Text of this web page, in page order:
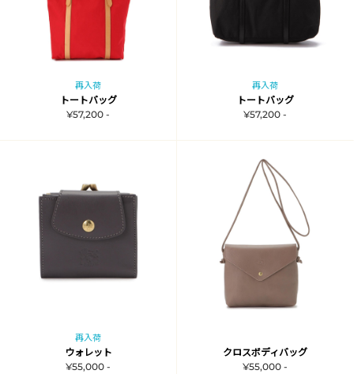
再入荷
トートバッグ
¥57,200 -
再入荷
トートバッグ
¥57,200 -
再入荷
ウォレット
¥55,000 -
クロスボディバッグ
¥55,000 -